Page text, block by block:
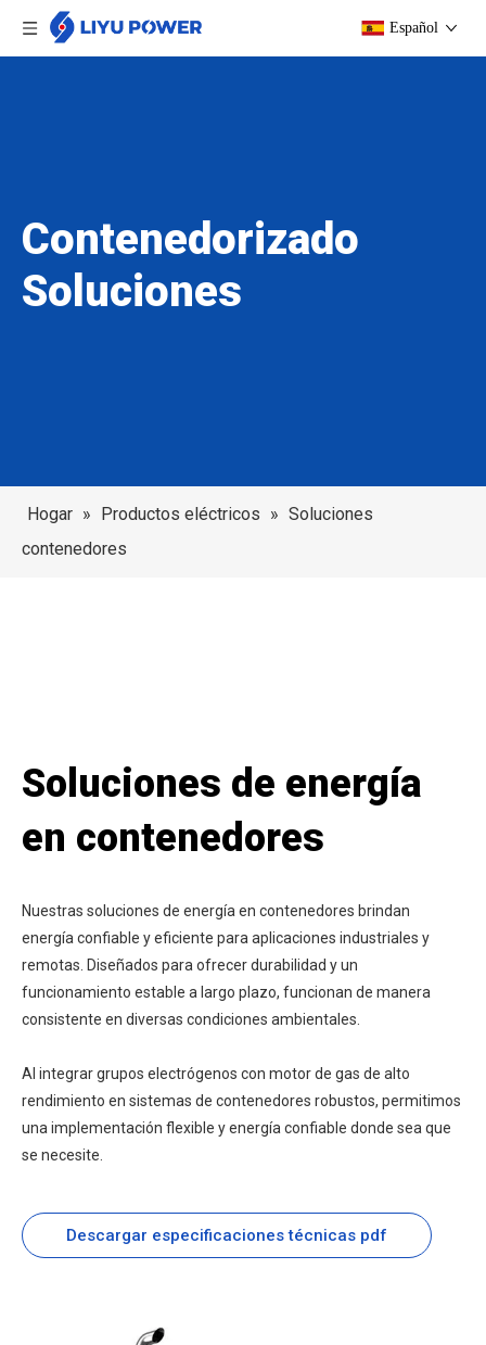
Español
Contenedorizado
Soluciones
Hogar » Productos eléctricos » Soluciones
contenedores
Soluciones de energía
en contenedores
Nuestras soluciones de energía en contenedores brindan
energía confiable y eficiente para aplicaciones industriales y
remotas. Diseñados para ofrecer durabilidad y un
funcionamiento estable a largo plazo, funcionan de manera
consistente en diversas condiciones ambientales.
Al integrar grupos electrógenos con motor de gas de alto
rendimiento en sistemas de contenedores robustos, permitimos
una implementación flexible y energía confiable donde sea que
se necesite.
Descargar especificaciones técnicas pdf